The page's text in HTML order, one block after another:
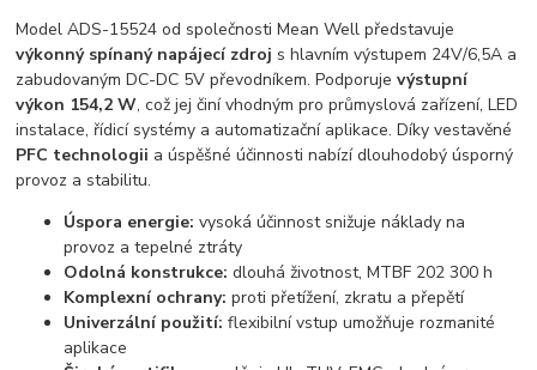
Model ADS-15524 od společnosti Mean Well představuje
výkonný spínaný napájecí zdroj s hlavním výstupem 24V/6,5A a
zabudovaným DC-DC 5V převodníkem. Podporujevýstupní
výkon 154,2 W, což jej činí vhodným pro průmyslová zařízení, LED
instalace, řídicí systémy a automatizační aplikace. Díky vestavěné
PFC technologii a úspěšné účinnosti nabízí dlouhodobý úsporný
provoz a stabilitu.
Úspora energie: vysoká účinnost snižuje náklady na
provoz a tepelné ztráty
Odolná konstrukce: dlouhá životnost, MTBF 202 300 h
Komplexní ochrany: proti přetížení, zkratu a přepětí
Univerzální použití: flexibilní vstup umožňuje rozmanité
aplikace